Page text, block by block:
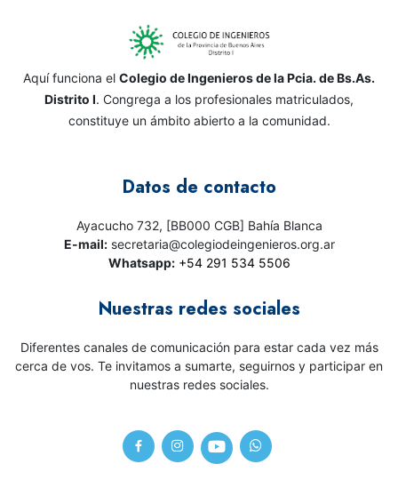
Aquí funciona el Colegio de Ingenieros de la Pcia. de Bs.As.
Distrito I. Congrega a los profesionales matriculados,
constituye un ámbito abierto a la comunidad.
Datos de contacto
Ayacucho 732, [BB000 CGB] Bahía Blanca
E-mail:secretaria@colegiodeingenieros.org.ar
Whatsapp: +54 291 534 5506
Nuestras redes sociales
Diferentes canales de comunicación para estar cada vez más
cerca de vos. Te invitamos a sumarte, seguirnos y participar en
nuestras redes sociales.